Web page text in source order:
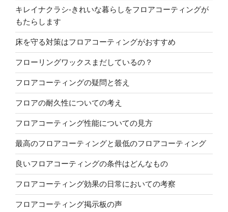
キレイナクラシ-きれいな暮らしをフロアコーティングが
もたらします
床を守る対策はフロアコーティングがおすすめ
フローリングワックスまだしているの？
フロアコーティングの疑問と答え
フロアの耐久性についての考え
フロアコーティング性能についての見方
最高のフロアコーティングと最低のフロアコーティング
良いフロアコーティングの条件はどんなもの
フロアコーティング効果の日常においての考察
フロアコーティング掲示板の声